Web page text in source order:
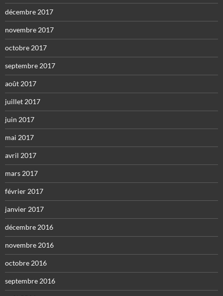
décembre 2017
novembre 2017
octobre 2017
septembre 2017
août 2017
juillet 2017
juin 2017
mai 2017
avril 2017
mars 2017
février 2017
janvier 2017
décembre 2016
novembre 2016
octobre 2016
septembre 2016